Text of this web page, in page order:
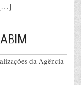
[…]
da Agência